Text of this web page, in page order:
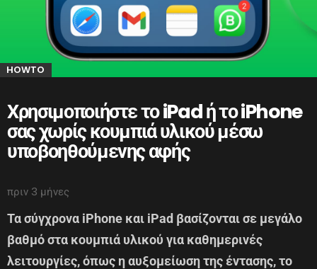
HOWTO
Χρησιμοποιήστε το iPad ή το iPhone
σας χωρίς κουμπιά υλικού μέσω
υποβοηθούμενης αφής
πριν 3 μήνες
Τα σύγχρονα iPhone και iPad βασίζονται σε μεγάλο
βαθμό στα κουμπιά υλικού για καθημερινές
λειτουργίες, όπως η αυξομείωση της έντασης, το